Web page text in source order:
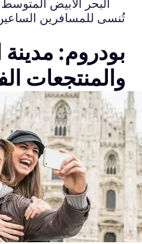
البحر الأبيض
تُنسى للمسافرين الساعين
بودروم:
والمنتجعات